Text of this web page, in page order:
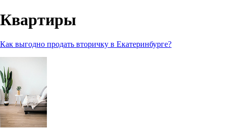
Квартиры
Как выгодно продать вторичку в Екатеринбурге?